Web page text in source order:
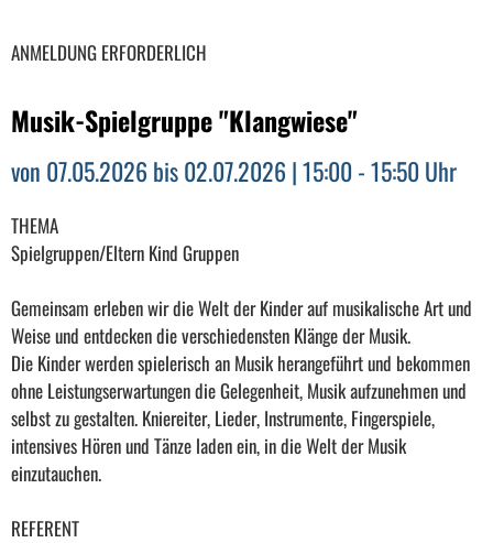
ANMELDUNG ERFORDERLICH
Musik-Spielgruppe "Klangwiese"
von 07.05.2026 bis 02.07.2026 | 15:00 - 15:50 Uhr
THEMA
Spielgruppen/Eltern Kind Gruppen
Gemeinsam erleben wir die Welt der Kinder auf musikalische Art und
Weise und entdecken die verschiedensten Klänge der Musik.
Die Kinder werden spielerisch an Musik herangeführt und bekommen
ohne Leistungserwartungen die Gelegenheit, Musik aufzunehmen und
selbst zu gestalten. Kniereiter, Lieder, Instrumente, Fingerspiele,
intensives Hören und Tänze laden ein, in die Welt der Musik
einzutauchen.
REFERENT